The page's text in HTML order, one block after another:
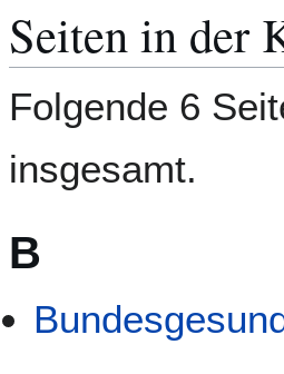
Navigation
Suche
Seiten in der
Folgende 6
insgesamt.
B